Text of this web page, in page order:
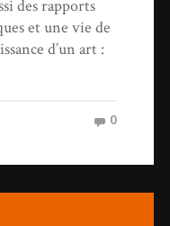
des rapports
et une vie de
d’un art :
0